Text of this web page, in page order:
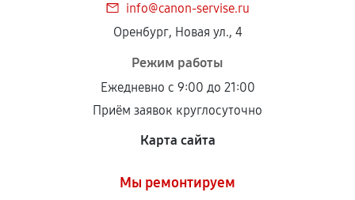
info@canon-servise.ru
Оренбург, Новая ул., 4
Режим работы
Ежедневно с 9:00 до 21:00
Приём заявок круглосуточно
Карта сайта
Мы ремонтируем